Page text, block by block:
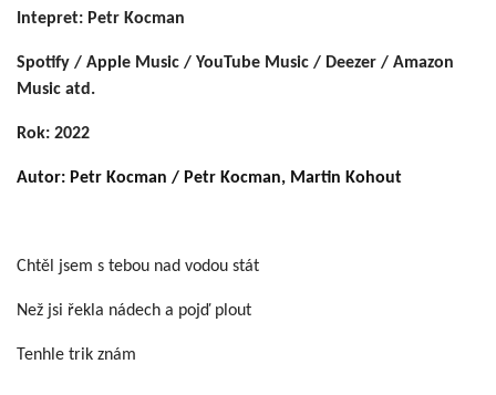
Intepret: Petr Kocman
Spotify / Apple Music / YouTube Music / Deezer / Amazon
Music atd.
Rok: 2022
Autor: Petr Kocman / Petr Kocman, Martin Kohout
Chtěl jsem s tebou nad vodou stát
Než jsi řekla nádech a pojď plout
Tenhle trik znám